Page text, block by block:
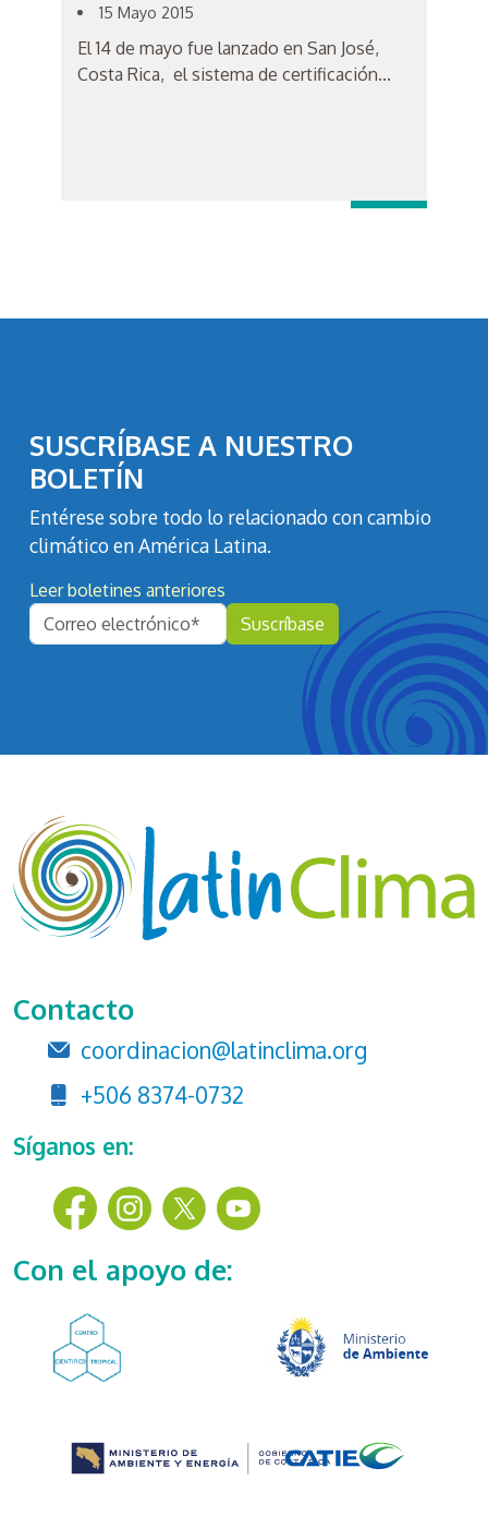
15 Mayo 2015
El 14 de mayo fue lanzado en San José,
Costa Rica, el sistema de certificación...
SUSCRÍBASE A NUESTRO
BOLETÍN
Entérese sobre todo lo relacionado con cambio
climático en América Latina.
Leer boletines anteriores
Contacto
coordinacion@latinclima.org
+506 8374-0732
Síganos en:
Con el apoyo de: